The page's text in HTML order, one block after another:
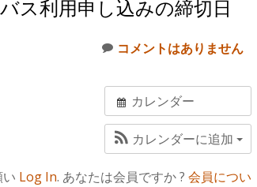
ス利用申し込みの締切日
コメントはありません
カレンダー
カレンダーに追加
Log In. あなたは会員ですか ? 会員につい